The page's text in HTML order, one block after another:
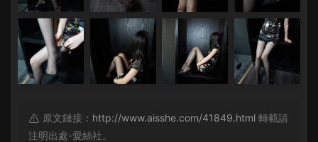
原文鏈接： http://www.aisshe.com/41849.html 轉載請
注明出處-愛絲社。